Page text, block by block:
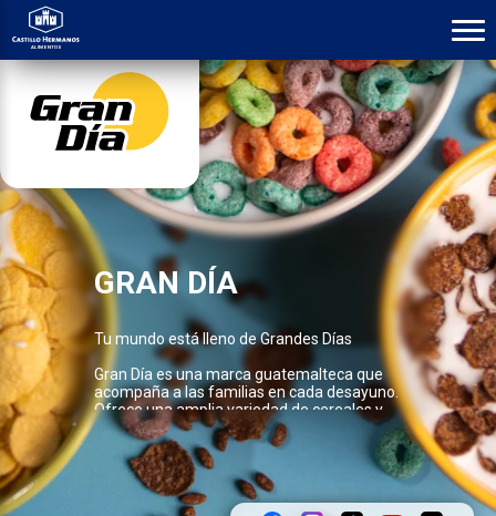
GRAN DÍA
Tu mundo está lleno de Grandes Días
Gran Día es una marca guatemalteca que
acompaña a las familias en cada desayuno.
Ofrece una amplia variedad de cereales y
granolas, desde clásicas hojuelas como
Corn Flakes, Choco Chiwi, Dulciaritos,
Multicereal, hasta granolas con deliciosas
combinaciones de almendra, pasas,
chocolate, frutos rojos y gotitas de yogurt.